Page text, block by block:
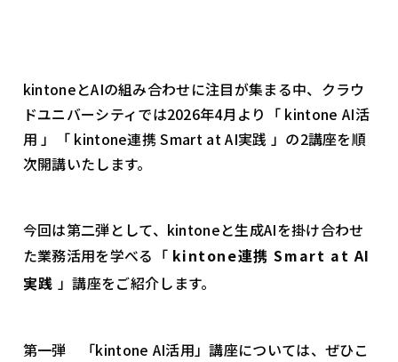
kintoneとAIの組み合わせに注目が集まる中、クラウ
ドユニバーシティでは2026年4月より「 kintone AI活
用 」「 kintone連携 Smart at AI実践 」の2講座を順
次開講いたします。
今回は第二弾として、kintoneと生成AIを掛け合わせ
た業務活用を学べる「kintone連携 Smart at AI
実践 」講座をご紹介します。
第一弾 「kintone AI活用」講座については、ぜひこ